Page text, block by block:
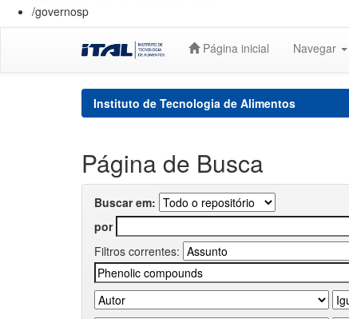
/governosp
Página inicial Navegar
Instituto de Tecnologia de Alimentos
Página de Busca
Buscar em:
por
Filtros correntes: